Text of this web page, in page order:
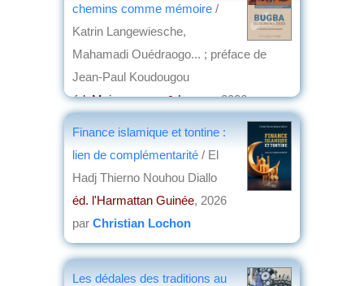
chemins comme mémoire /
Katrin Langewiesche,
Mahamadi Ouédraogo... ; préface de
Jean-Paul Koudougou
éd. Maisonneuve & Larose, 2026
Finance islamique et tontine :
lien de complémentarité / El
Hadj Thierno Nouhou Diallo
éd. l'Harmattan Guinée, 2026
par Christian Lochon
Les dédales des traditions au